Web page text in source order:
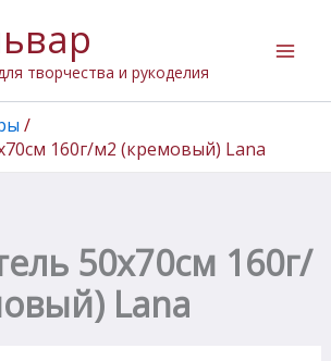
творчества и рукоделия
160г/м2 (кремовый) Lana
50х70см 160г/
Lana